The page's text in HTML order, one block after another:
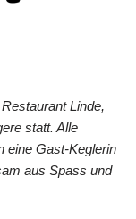
Linde,
statt. Alle
eine Gast-Keglerin
aus Spass und